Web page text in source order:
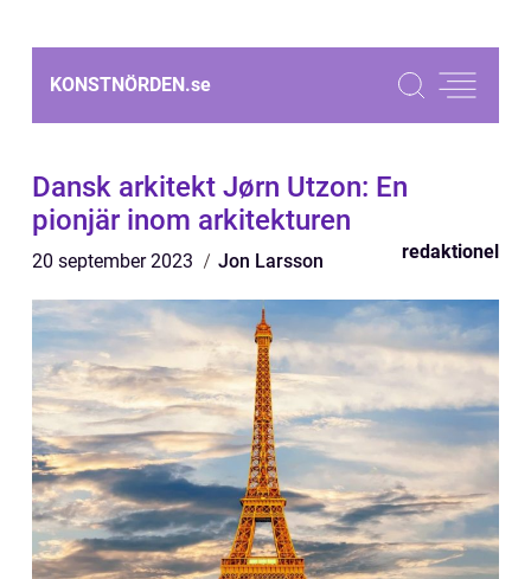
KONSTNÖRDEN.se
Dansk arkitekt Jørn Utzon: En
pionjär inom arkitekturen
20 september 2023 Jon Larsson redaktionel